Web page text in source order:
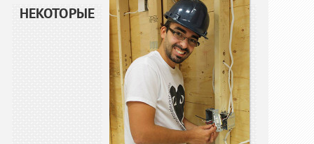
НЕКОТОРЫЕ